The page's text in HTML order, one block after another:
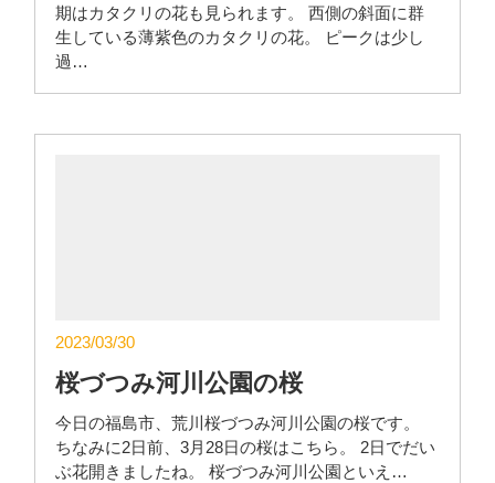
期はカタクリの花も見られます。 西側の斜面に群
生している薄紫色のカタクリの花。 ピークは少し
過…
2023/03/30
桜づつみ河川公園の桜
今日の福島市、荒川桜づつみ河川公園の桜です。
ちなみに2日前、3月28日の桜はこちら。 2日でだい
ぶ花開きましたね。 桜づつみ河川公園といえ…